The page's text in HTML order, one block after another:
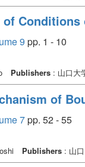
9 pp. 1 - 10
Publishers: 山口大
of
7pp. 52 - 55
Publishers: 山口